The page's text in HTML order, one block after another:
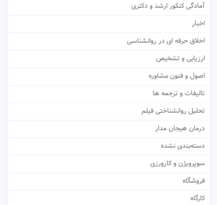
آمادگی کنکور ارشد و دکتری
اخبار
اخلاق حرفه ای در روانشناسی
ارزیابی و تشخیص
اصول و فنون مشاوره
تالیفات و ترجمه ها
تحلیل روانشناختی فیلم
درمان هیجان مدار
دسته‌بندی نشده
سوپرویژن و کارورزی
فروشگاه
کارگاه